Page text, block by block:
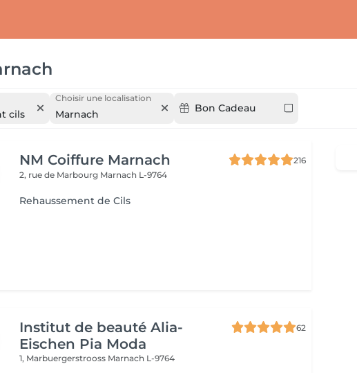
cils
Choisir une localisation
Marnach Bon Cadeau
NM Coiffure Marnach
216
2, rue de Marbourg Marnach L-9764
Rehaussement de Cils
Institut de beauté Alia-
Eischen Pia Moda
62
1, Marbuergerstrooss Marnach L-9764